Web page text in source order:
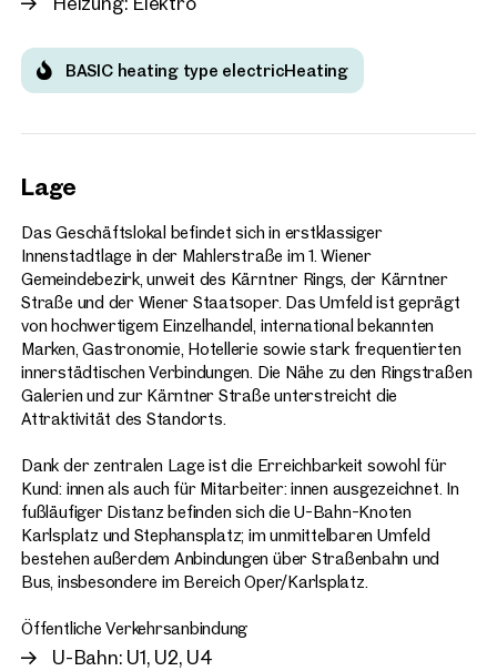
BASIC heating type electricHeating
Lage
Das Geschäftslokal befindet sich in erstklassiger
Innenstadtlage in der Mahlerstraße im 1. Wiener
Gemeindebezirk, unweit des Kärntner Rings, der Kärntner
Straße und der Wiener Staatsoper. Das Umfeld ist geprägt
von hochwertigem Einzelhandel, international bekannten
Marken, Gastronomie, Hotellerie sowie stark frequentierten
innerstädtischen Verbindungen. Die Nähe zu den Ringstraßen
Galerien und zur Kärntner Straße unterstreicht die
Attraktivität des Standorts.
Dank der zentralen Lage ist die Erreichbarkeit sowohl für
Kund: innen als auch für Mitarbeiter: innen ausgezeichnet. In
fußläufiger Distanz befinden sich die U-Bahn-Knoten
Karlsplatz und Stephansplatz; im unmittelbaren Umfeld
bestehen außerdem Anbindungen über Straßenbahn und
Bus, insbesondere im Bereich Oper/Karlsplatz.
Öffentliche Verkehrsanbindung
U-Bahn: U1, U2, U4
Prachtvolle
Erdödy-Fürstenberg
Verfügbar Nach
€ 7.000,00 /Monat netto